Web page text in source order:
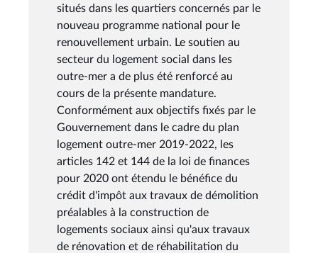
situés dans les quartiers concernés par le
nouveau programme national pour le
renouvellement urbain. Le soutien au
secteur du logement social dans les
outre-mer a de plus été renforcé au
cours de la présente mandature.
Conformément aux objectifs fixés par le
Gouvernement dans le cadre du plan
logement outre-mer 2019-2022, les
articles 142 et 144 de la loi de finances
pour 2020 ont étendu le bénéfice du
crédit d'impôt aux travaux de démolition
préalables à la construction de
logements sociaux ainsi qu'aux travaux
de rénovation et de réhabilitation du